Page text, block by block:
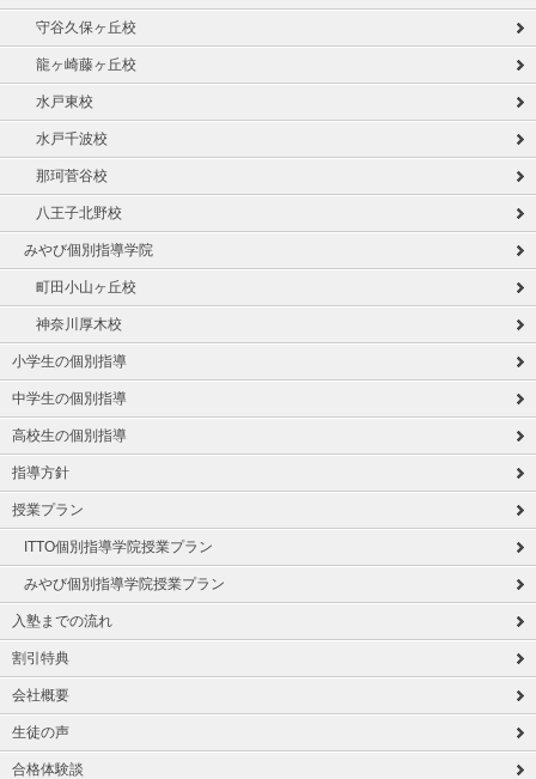
守谷久保ヶ丘校
龍ヶ崎藤ヶ丘校
水戸東校
水戸千波校
那珂菅谷校
八王子北野校
みやび個別指導学院
町田小山ヶ丘校
神奈川厚木校
小学生の個別指導
中学生の個別指導
高校生の個別指導
指導方針
授業プラン
ITTO個別指導学院授業プラン
みやび個別指導学院授業プラン
入塾までの流れ
割引特典
会社概要
生徒の声
合格体験談